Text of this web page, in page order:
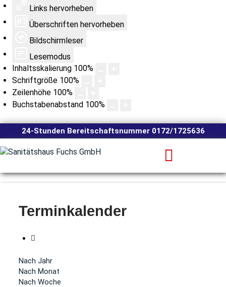
Links hervorheben
Überschriften hervorheben
Bildschirmleser
Lesemodus
Inhaltsskalierung 100%
Schriftgröße 100%
Zeilenhöhe 100%
Buchstabenabstand 100%
24-Stunden Bereitschaftsnummer 0172/1725636
Terminkalender
Nach Jahr
Nach Monat
Nach Woche